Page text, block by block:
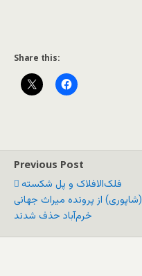
Share this:
Previous Post
فلک‌الافلاک و پل شکسته
(شاپوری) از پرونده میراث جهانی
خرم‌آباد حذف شدند